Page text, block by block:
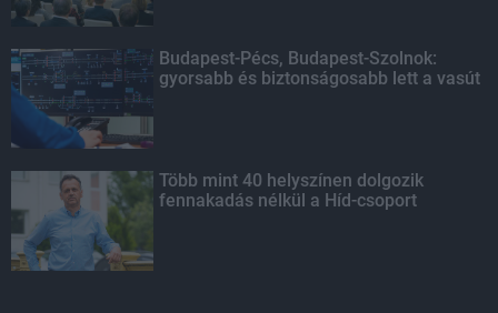
Budapest-Pécs, Budapest-Szolnok:
gyorsabb és biztonságosabb lett a vasút
Több mint 40 helyszínen dolgozik
fennakadás nélkül a Híd-csoport